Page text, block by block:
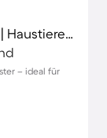
Charmantes Apartment mit Garten | Haustiere sind willkommen
– ideal für